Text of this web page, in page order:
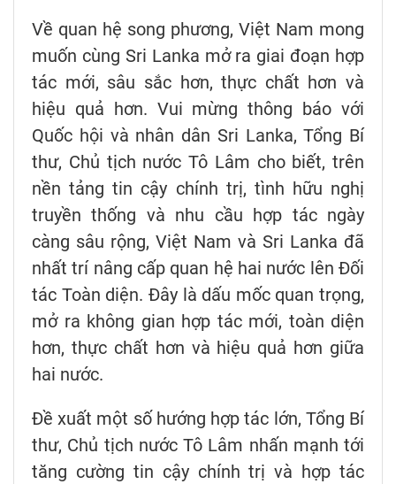
Về quan hệ song phương, Việt Nam mong
muốn cùng Sri Lanka mở ra giai đoạn hợp
tác mới, sâu sắc hơn, thực chất hơn và
hiệu quả hơn. Vui mừng thông báo với
Quốc hội và nhân dân Sri Lanka, Tổng Bí
thư, Chủ tịch nước Tô Lâm cho biết, trên
nền tảng tin cậy chính trị, tình hữu nghị
truyền thống và nhu cầu hợp tác ngày
càng sâu rộng, Việt Nam và Sri Lanka đã
nhất trí nâng cấp quan hệ hai nước lên Đối
tác Toàn diện. Đây là dấu mốc quan trọng,
mở ra không gian hợp tác mới, toàn diện
hơn, thực chất hơn và hiệu quả hơn giữa
hai nước.
Đề xuất một số hướng hợp tác lớn, Tổng Bí
thư, Chủ tịch nước Tô Lâm nhấn mạnh tới
tăng cường tin cậy chính trị và hợp tác